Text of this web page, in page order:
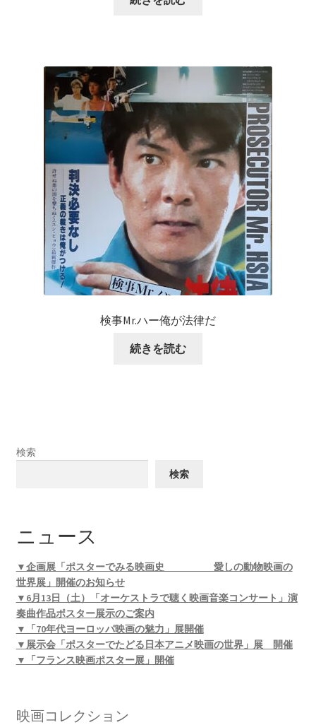
検事Mr.ハー俺が法律だ
続きを読む
検索
検索
ニュース
▼企画展「ポスターでみる映画史 愛しの動物映画の
世界展」開催のお知らせ
▼6月13日（土）「オーケストラで聴く映画音楽コンサート」演
奏曲作品ポスター展示のご案内
▼「70年代ヨーロッパ映画の魅力」展開催
▼展示会「ポスターでたどる日本アニメ映画の世界」展 開催
▼「フランス映画ポスター展」開催
映画コレクション